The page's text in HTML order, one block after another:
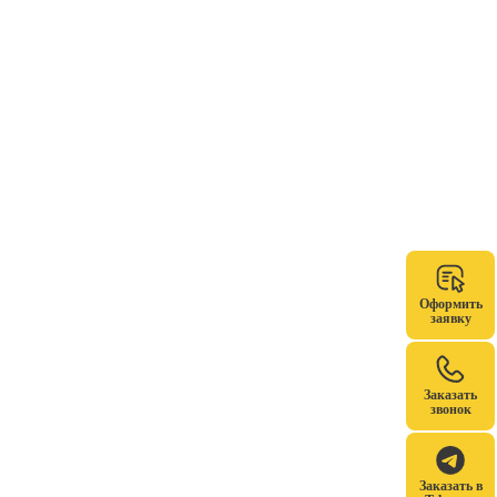
Оформить
заявку
Заказать
звонок
Заказать в